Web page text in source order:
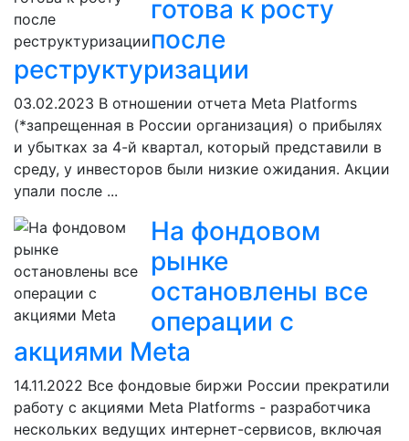
готова к росту
после
реструктуризации
03.02.2023 В отношении отчета Meta Platforms
(*запрещенная в России организация) о прибылях
и убытках за 4-й квартал, который представили в
среду, у инвесторов были низкие ожидания. Акции
упали после ...
На фондовом
рынке
остановлены все
операции с
акциями Meta
14.11.2022 Все фондовые биржи России прекратили
работу с акциями Meta Platforms - разработчика
нескольких ведущих интернет-сервисов, включая